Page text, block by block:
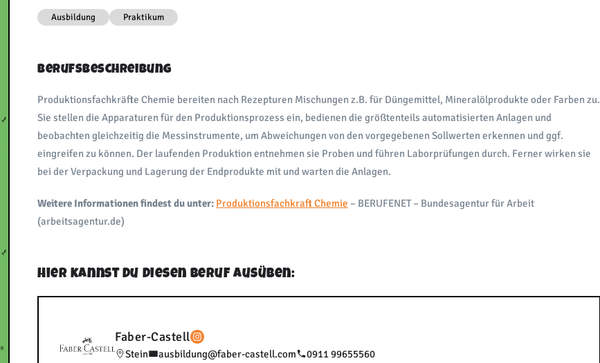
Ausbildung Praktikum
Berufsbeschreibung
Produktionsfachkräfte Chemie bereiten nach Rezepturen Mischungen z.B. für Düngemittel, Mineralölprodukte oder Farben zu.
Sie stellen die Apparaturen für den Produktionsprozess ein, bedienen die größtenteils automatisierten Anlagen und
beobachten gleichzeitig die Messinstrumente, um Abweichungen von den vorgegebenen Sollwerten erkennen und ggf.
eingreifen zu können. Der laufenden Produktion entnehmen sie Proben und führen Laborprüfungen durch. Ferner wirken sie
bei der Verpackung und Lagerung der Endprodukte mit und warten die Anlagen.
Weitere Informationen findest du unter: Produktionsfachkraft Chemie – BERUFENET – Bundesagentur für Arbeit
(arbeitsagentur.de)
Hier kannst du diesen Beruf ausüben:
Faber-Castell
Stein ausbildung@faber-castell.com 0911 99655560